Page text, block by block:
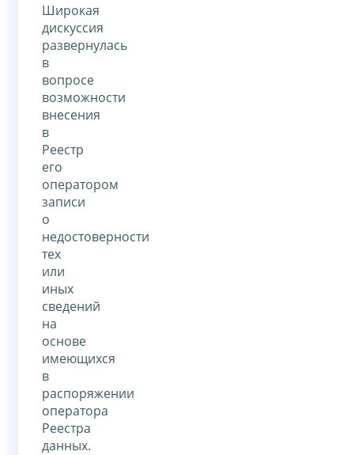
Широкая
дискуссия
развернулась
в
вопросе
возможности
внесения
в
Реестр
его
оператором
записи
о
недостоверности
тех
или
иных
сведений
на
основе
имеющихся
в
распоряжении
оператора
Реестра
данных.